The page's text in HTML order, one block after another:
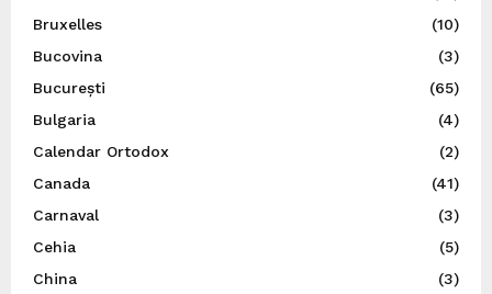
Bruxelles
(10)
Bucovina
(3)
București
(65)
Bulgaria
(4)
Calendar Ortodox
(2)
Canada
(41)
Carnaval
(3)
Cehia
(5)
China
(3)